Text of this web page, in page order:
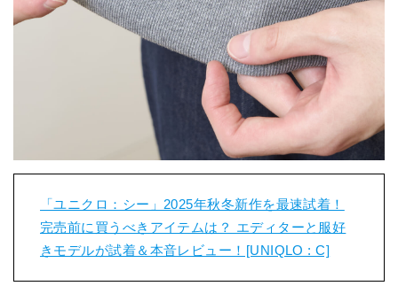
「ユニクロ：シー」2025年秋冬新作を最速試着！
完売前に買うべきアイテムは？ エディターと服好
きモデルが試着＆本音レビュー！[UNIQLO : C]